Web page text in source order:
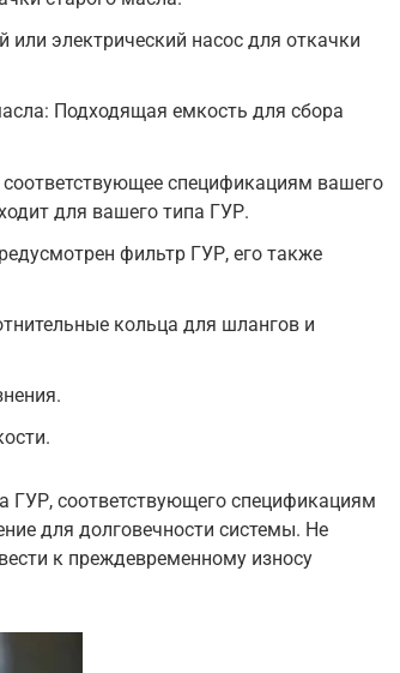
электрический насос для откачки
Подходящая емкость для сбора
спецификациям вашего
для вашего типа ГУР.
фильтр ГУР, его также
кольца для шлангов и
ГУР, соответствующего спецификациям
для долговечности системы. Не
к преждевременному износу